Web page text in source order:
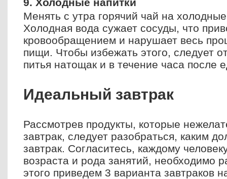
Менять с утра горячий чай на
Холодная вода сужает сосуды, что
кровообращением и нарушает весь
пищи. Чтобы избежать этого, следует
питья натощак и в течение часа после
Идеальный завтрак
Рассмотрев продукты, которые
завтрак, следует разобраться, каким
завтрак. Согласитесь, каждому
возраста и рода занятий, необходимо
этого приведем 3 варианта завтраков